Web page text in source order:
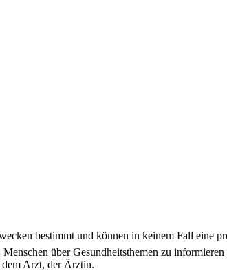
bestimmt und können in keinem Fall eine
über Gesundheitsthemen zu
dem Arzt, der Ärztin.